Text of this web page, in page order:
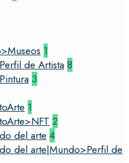
1
de Artista 8
3
1
2
del arte 4
del arte|Mundo>Perfil de